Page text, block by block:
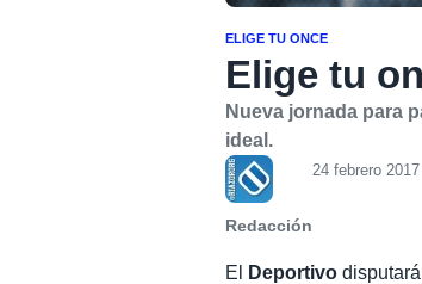
ELIGE TU ONCE
Elige tu
Nueva jornada para
ideal.
Redacción
24 febrero
El Deportivo